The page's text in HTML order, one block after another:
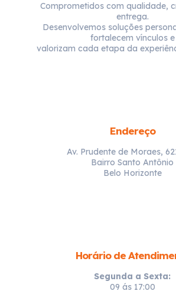
Comprometidos com qualidade,
entrega.
Desenvolvemos soluções
fortalecem vínculos e
valorizam cada etapa da
Endereço
Av. Prudente de Moraes,
Bairro Santo Antônio
Belo Horizonte
Horário de
Segunda a Sexta:
09 ás 17:00